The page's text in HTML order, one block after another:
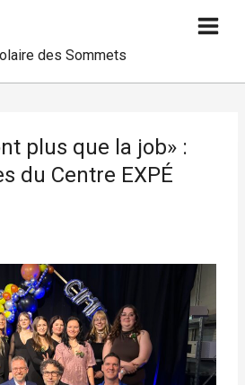
des Sommets
plus que la job» :
du Centre EXPÉ